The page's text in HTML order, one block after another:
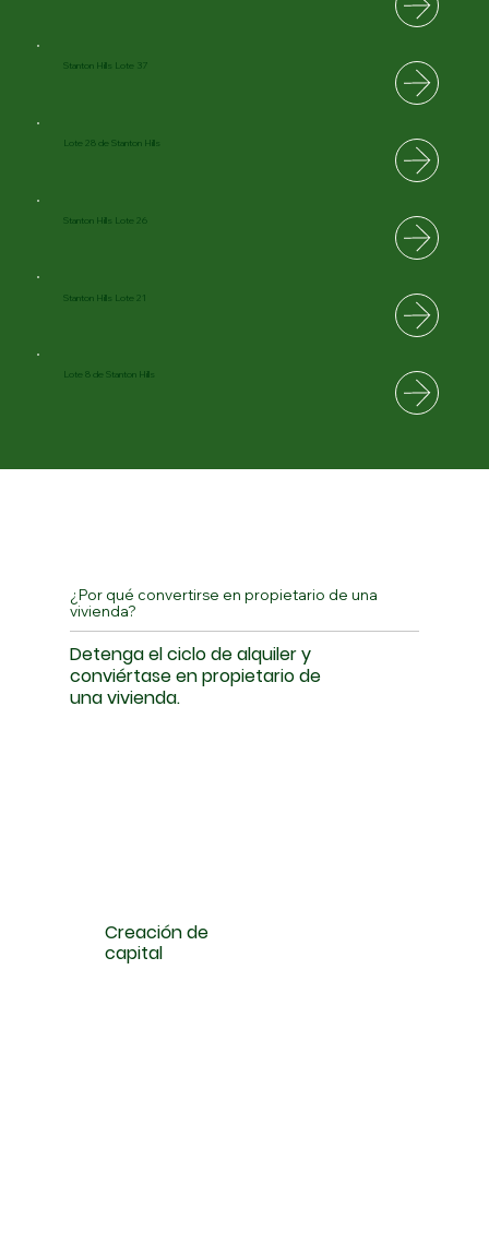
Stanton Hills Lote 37
Lote 28 de Stanton Hills
Stanton Hills Lote 26
Stanton Hills Lote 21
Lote 8 de Stanton Hills
Detenga el ciclo de alquiler y
conviértase en propietario de
una vivienda.
¿Por qué convertirse en propietario de una
vivienda?
Creación de
capital